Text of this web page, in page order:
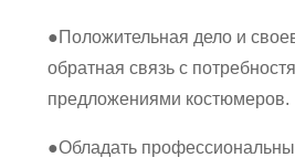
●Положительная дело и
обратная связь с
предложениями костюмеров.
●Обладать